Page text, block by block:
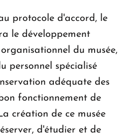
protocole d'accord, le
le développement
du musée,
personnel spécialisé
adéquate des
fonctionnement de
création de ce musée
d'étudier et de